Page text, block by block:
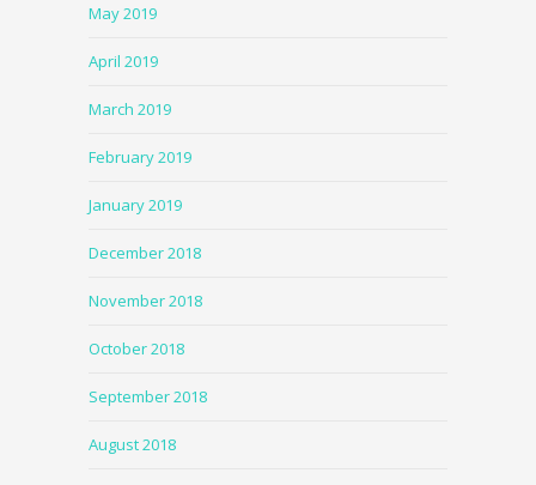
May 2019
April 2019
March 2019
February 2019
January 2019
December 2018
November 2018
October 2018
September 2018
August 2018